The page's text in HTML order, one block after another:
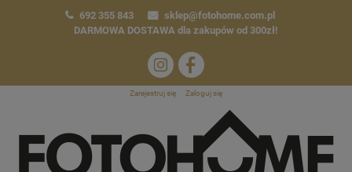
692 355 843
sklep@fotohome.com.pl
DARMOWA DOSTAWA dla zakupów od 300zł!
Zarejestruj się Zaloguj się